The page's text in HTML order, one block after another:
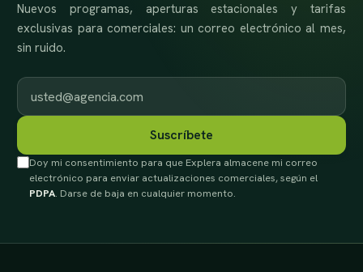
Nuevos programas, aperturas estacionales y tarifas
exclusivas para comerciales: un correo electrónico al mes,
sin ruido.
correo electrónico de trabajo
Suscríbete
Doy mi consentimiento para que Explera almacene mi correo
electrónico para enviar actualizaciones comerciales, según el
PDPA. Darse de baja en cualquier momento.